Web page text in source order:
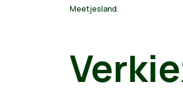
Meetjesland.